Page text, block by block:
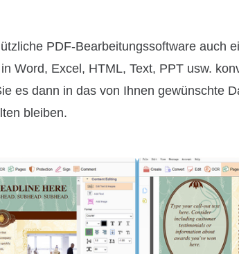
PDF-Bearbeitungssoftware auch
Word, Excel, HTML, Text, PPT usw.
es dann in das von Ihnen gewünschte
bleiben.